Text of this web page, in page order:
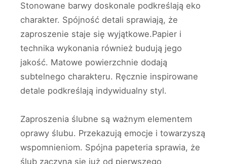
Stonowane barwy doskonale podkreślają eko
charakter. Spójność detali sprawiają, że
zaproszenie staje się wyjątkowe.Papier i
technika wykonania również budują jego
jakość. Matowe powierzchnie dodają
subtelnego charakteru. Ręcznie inspirowane
detale podkreślają indywidualny styl.
Zaproszenia ślubne są ważnym elementem
oprawy ślubu. Przekazują emocje i towarzyszą
wspomnieniom. Spójna papeteria sprawia, że
ślub zaczyna się już od pierwszego